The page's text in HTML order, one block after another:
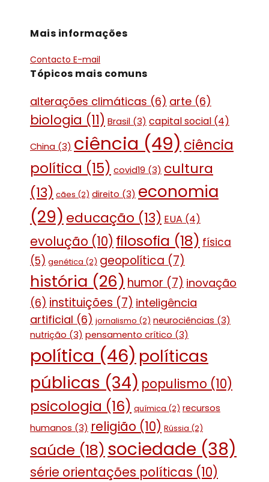
Mais informações
Contacto E-mail
Tópicos mais comuns
alterações climáticas (6) arte (6)
biologia (11) Brasil (3) capital social (4)
China (3) ciência (49) ciência
política (15) covid19 (3) cultura
(13) cães (2) direito (3) economia
(29) educação (13) EUA (4)
evolução (10) filosofia (18) física
(5) genética (2) geopolítica (7)
história (26) humor (7) inovação
(6) instituições (7) inteligência
artificial (6) jornalismo (2) neurociências (3)
nutrição (3) pensamento crítico (3)
política (46) políticas
públicas (34) populismo (10)
psicologia (16) química (2) recursos
humanos (3) religião (10) Rússia (2)
saúde (18) sociedade (38)
série orientações políticas (10)